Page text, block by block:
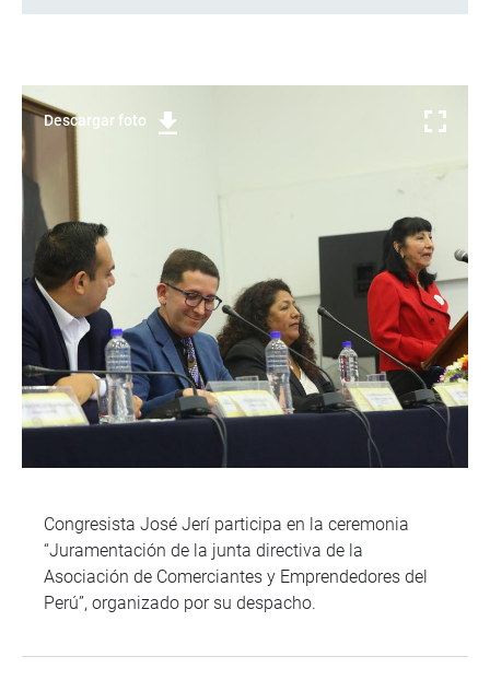
Descargar foto
Congresista José Jerí participa en la ceremonia
“Juramentación de la junta directiva de la
Asociación de Comerciantes y Emprendedores del
Perú”, organizado por su despacho.